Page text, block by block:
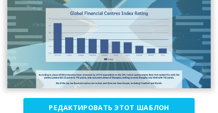
РЕДАКТИРОВАТЬ ЭТОТ ШАБЛОН